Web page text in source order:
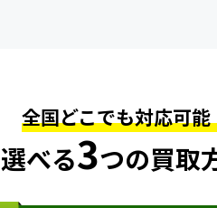
全国どこでも対応可能
選べる3つの買取